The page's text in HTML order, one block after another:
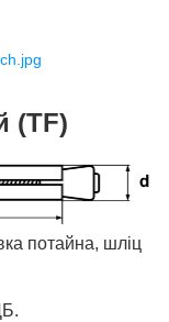
(TF)
потайна, шліц